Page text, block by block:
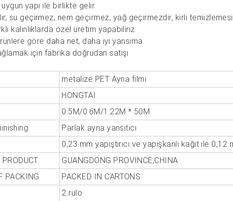
uygun yapı ile birlikte gelir
su geçirmez, nem geçirmez, yağ geçirmezdir, kirli
kalınlıklarda özel üretim yapabiliriz.
göre daha net, daha iyi yansıma.
için fabrika doğrudan satışı
metalize PET Ayna filmi
HONGTAI
0.5M/0.6M/1.22M * 50M
Parlak ayna yansıtıcı
0,23 mm yapıştırıcı ve yapışkanlı kağıt ile 0,12
GUANGDONG PROVINCE,CHINA
PACKING
PACKED IN CARTONS
2 rulo